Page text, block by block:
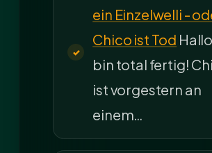
ein Einzelwelli -
Chico ist Tod
bin total fertig!
ist vorgestern an
einem…